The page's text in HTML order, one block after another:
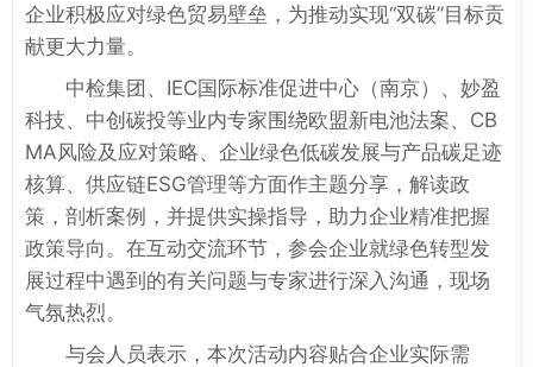
企业积极应对绿色贸易壁垒，为推动实现“双碳”目标贡
献更大力量。
中检集团、IEC国际标准促进中心（南京）、妙盈
科技、中创碳投等业内专家围绕欧盟新电池法案、CB
MA风险及应对策略、企业绿色低碳发展与产品碳足迹
核算、供应链ESG管理等方面作主题分享，解读政
策，剖析案例，并提供实操指导，助力企业精准把握
政策导向。在互动交流环节，参会企业就绿色转型发
展过程中遇到的有关问题与专家进行深入沟通，现场
气氛热烈。
与会人员表示，本次活动内容贴合企业实际需